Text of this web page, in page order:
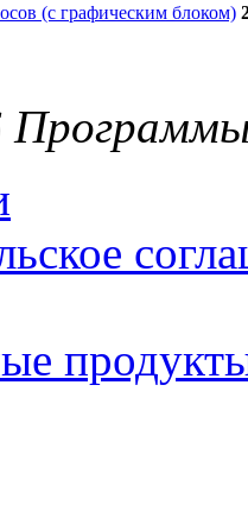
(с графическим блоком)